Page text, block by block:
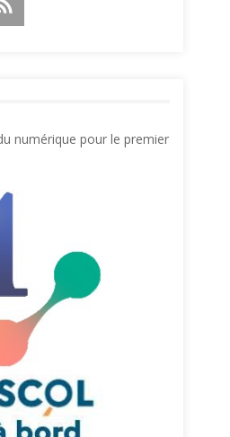
numérique pour le premier